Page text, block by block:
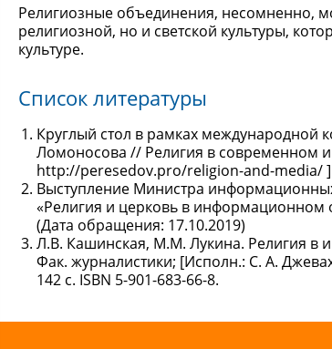
Религиозные объединения, несомненно,
религиозной, но и светской культуры,
культуре.
Список литературы
Круглый стол в рамках международной
Ломоносова // Религия в современном
http://peresedov.pro/religion-and-media/
Выступление Министра
«Религия и церковь в информационном
(Дата обращения: 17.10.2019)
Л.В. Кашинская, М.М. Лукина. Религия в
Фак. журналистики; [Исполн.: С. А.
142 с. ISBN 5-901-683-66-8.